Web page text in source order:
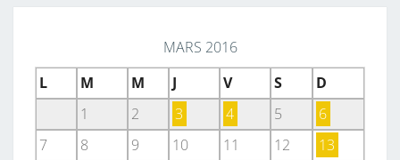
MARS 2016
L
M M J V S
D
1
2 3 4 5
6
7
8 9 10 11 12
13